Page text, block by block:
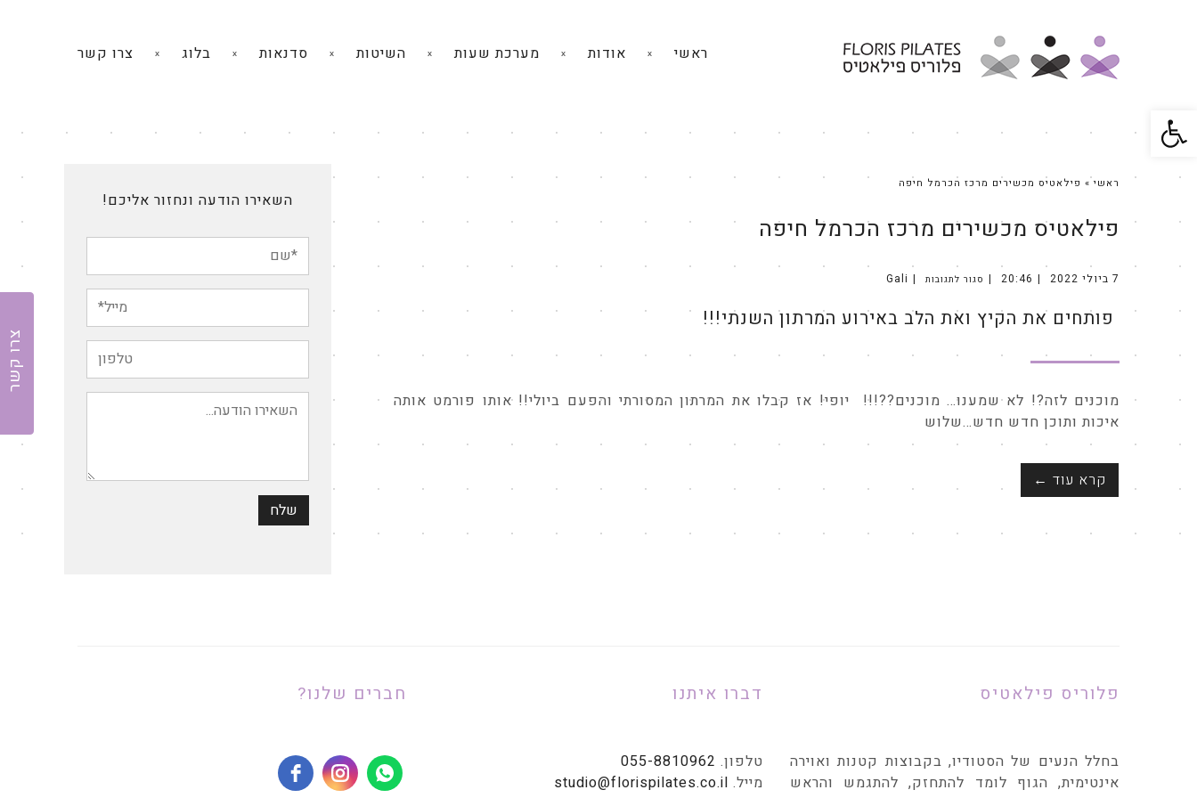
פתח סרגל נגישות
ראשי אודות מערכת שעות השיטות סדנאות בלוג צרו קשר
ראשי » פילאטיס מכשירים מרכז הכרמל חיפה
פילאטיס מכשירים מרכז הכרמל חיפה
7 ביולי 2022 20:46 סגור לתגובות
הקיץ
ואת
השנתי!!!
Gali
פותחים את הקיץ ואת הלב באירוע המרתון השנתי!!!
מוכנים לזה?! לא שמענו… מוכנים??!!! יופי! אז קבלו את המרתון המסורתי והפעם ביולי!! אותו פורמט אותה
איכות ותוכן חדש חדש…שלוש
קרא עוד ←
השאירו הודעה ונחזור אליכם!
פלוריס פילאטיס
בחלל הנעים של הסטודיו, בקבוצות קטנות ואוירה
אינטימית, הגוף לומד להתחזק, להתגמש והראש
דברו איתנו
טלפון. 055-8810962
מייל. studio@florispilates.co.il
חברים שלנו?
צרו קשר